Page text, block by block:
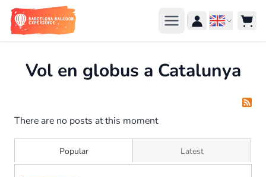
Skip to Content
Vol en globus a Catalunya
Popular Latest
There are no posts at this moment